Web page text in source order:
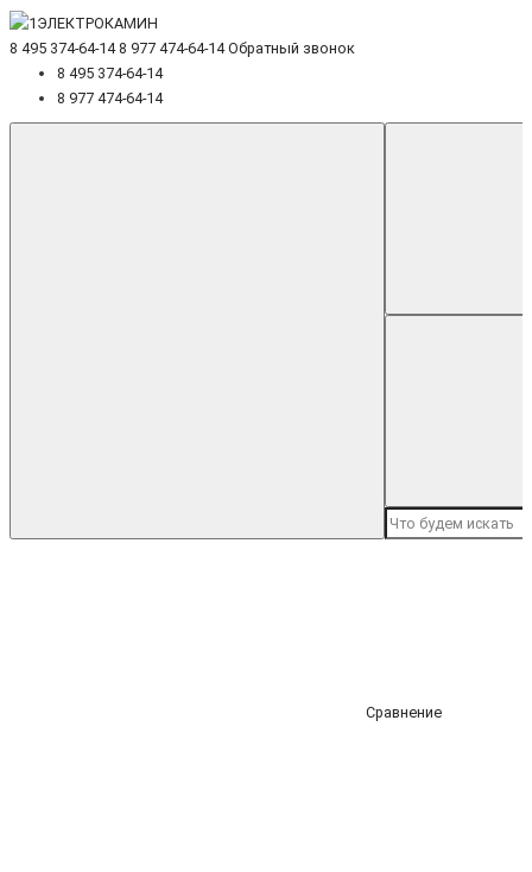
8 495 374-64-14 8 977 474-64-14 Обратный звонок
8 495 374-64-14
8 977 474-64-14
Сравнение